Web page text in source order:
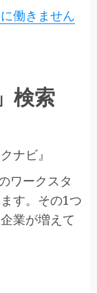
働きません
検索
ナビ』
ワークスタ
す。その1つ
業が増えて